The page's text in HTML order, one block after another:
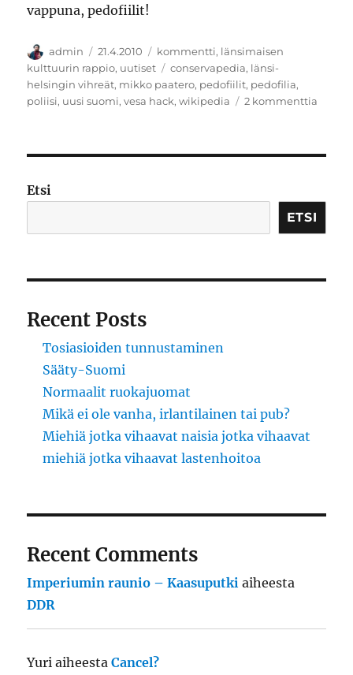
vappuna, pedofiilit!
Kirjoittaja
admin Julkaistu
21.4.2010 Kategoriat
kommentti, länsimaisen
kulttuurin rappio, uutiset Avainsanat
conservapedia, länsi-
helsingin vihreät, mikko paatero, pedofiilit, pedofilia,
poliisi, uusi suomi,vesa hack,wikipedia 2 kommenttia
Etsi
ETSI
Recent Posts
Tosiasioiden tunnustaminen
Sääty-Suomi
Normaalit ruokajuomat
Mikä ei ole vanha, irlantilainen tai pub?
Miehiä jotka vihaavat naisia jotka vihaavat
miehiä jotka vihaavat lastenhoitoa
Recent Comments
Imperiumin raunio – Kaasuputki aiheesta
DDR
Yuri aiheestaCancel?